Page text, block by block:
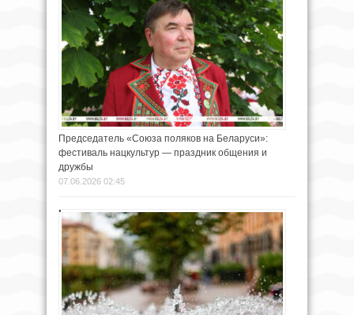
Председатель «Союза поляков на Беларуси»:
фестиваль нацкультур — праздник общения и
дружбы
07.06.2026 02:45